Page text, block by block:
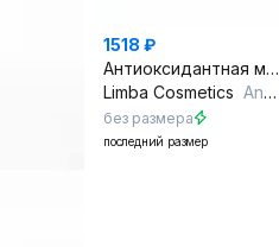
1518 ₽
Антиоксидантная маска для сухих и пористых волос
Limba Cosmetics Antioxidant Hydrating Mask
без размера
последний размер